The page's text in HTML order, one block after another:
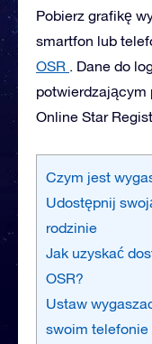
Pobierz grafikę
smartfon lub
OSR . Dane do
potwierdzającym
Online Star
Czym jest
Udostępnij
rodzinie
Jak uzyskać
OSR?
Ustaw
swoim telefonie